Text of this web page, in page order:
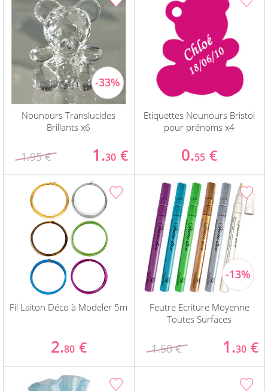
Nounours Translucides
Brillants x6
1.95 € 1.30 €
Etiquettes Nounours Bristol
pour prénoms x4
0.55 €
Fil Laiton Déco à Modeler 5m
2.80 €
Feutre Ecriture Moyenne
Toutes Surfaces
1.50 € 1.30 €